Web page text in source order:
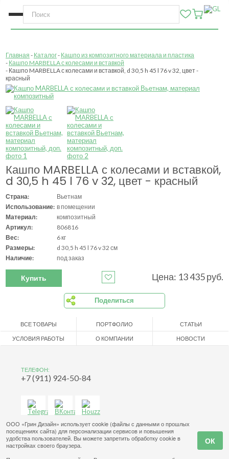
Главная Каталог Кашпо из композитного материала и пластика
Кашпо MARBELLA с колесами и вставкой
Кашпо MARBELLA с колесами и вставкой, d 30,5 h 45 l 76 v 32, цвет -
красный
Кашпо MARBELLA с колесами и вставкой,
d 30,5 h 45 l 76 v 32, цвет - красный
Страна:
Вьетнам
Использование: в помещении
Материал:
композитный
Артикул:
806816
Вес:
6 кг
Размеры:
d 30,5 h 45 l 76 v 32 см
Наличие:
под заказ
Купить Цена: 13 435 руб.
Поделиться
ВСЕ ТОВАРЫ ПОРТФОЛИО СТАТЬИ
УСЛОВИЯ РАБОТЫ О КОМПАНИИ НОВОСТИ
ТЕЛЕФОН:
+7 (911) 924-50-84
ООО «Грин Дизайн» использует cookie (файлы с данными о прошлых
посещениях сайта) для персонализации сервисов и повышения
удобства пользователей. Вы можете запретить обработку cookie в
настройках своего браузера.